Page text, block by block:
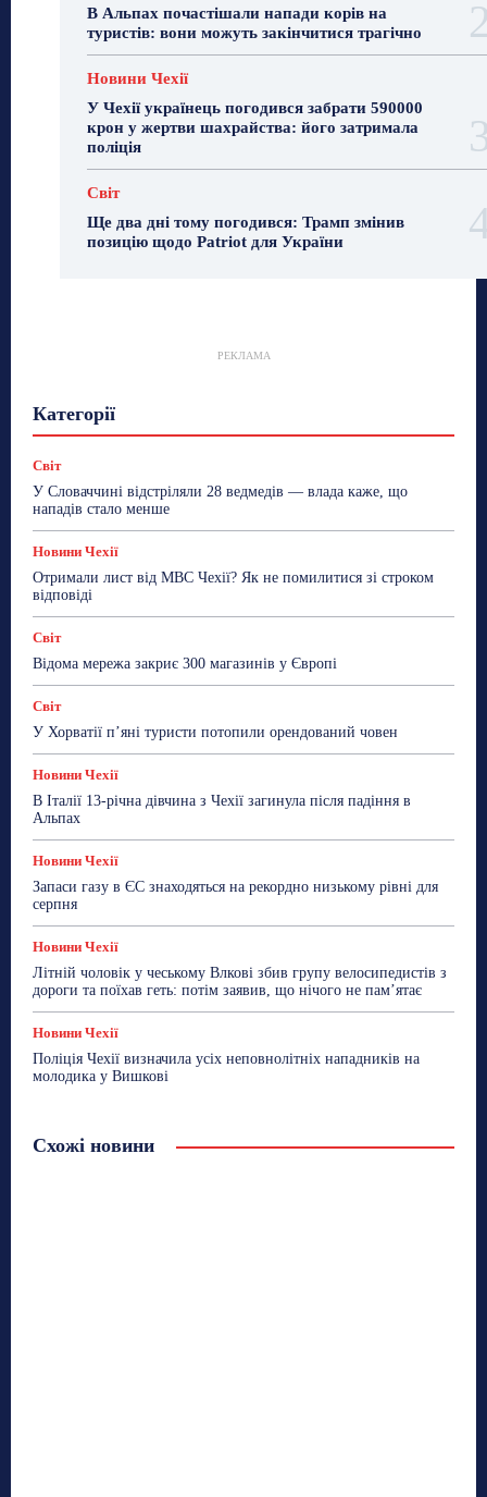
В Альпах почастішали напади корів на
туристів: вони можуть закінчитися трагічно
Новини Чехії
У Чехії українець погодився забрати 590000
крон у жертви шахрайства: його затримала
поліція
Світ
Ще два дні тому погодився: Трамп змінив
позицію щодо Patriot для України
РЕКЛАМА
Категорії
Робота
Сад та город
ТехноМанія
Топ-новини Фоторепортаж
Світ
У Словаччині відстріляли 28 ведмедів — влада каже, що
нападів стало менше
Новини Чехії
Отримали лист від МВС Чехії? Як не помилитися зі строком
відповіді
Світ
Відома мережа закриє 300 магазинів у Європі
Світ
У Хорватії пʼяні туристи потопили орендований човен
Новини Чехії
В Італії 13-річна дівчина з Чехії загинула після падіння в
Альпах
Новини Чехії
Запаси газу в ЄС знаходяться на рекордно низькому рівні для
серпня
Новини Чехії
Літній чоловік у чеському Влкові збив групу велосипедистів з
дороги та поїхав геть: потім заявив, що нічого не пам’ятає
Новини Чехії
Поліція Чехії визначила усіх неповнолітніх нападників на
молодика у Вишкові
Схожі новини